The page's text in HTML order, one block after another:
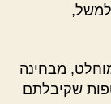
למשל,
מבחינה
שקיבלתם